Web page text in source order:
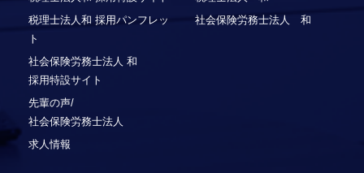
税理士法人和 採用パンフレッ
ト
社会保険労務⼠法⼈ 和
採⽤特設サイト
先輩の声/
社会保険労務士法人
求人情報
社会保険労務士法人 和